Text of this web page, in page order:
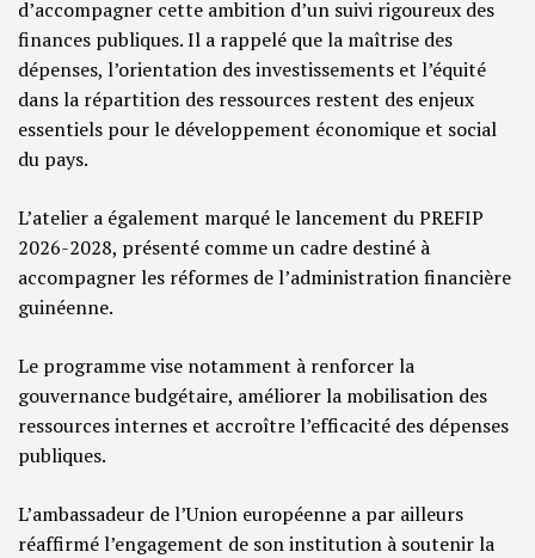
d’accompagner cette ambition d’un suivi rigoureux des
finances publiques. Il a rappelé que la maîtrise des
dépenses, l’orientation des investissements et l’équité
dans la répartition des ressources restent des enjeux
essentiels pour le développement économique et social
du pays.
L’atelier a également marqué le lancement du PREFIP
2026-2028, présenté comme un cadre destiné à
accompagner les réformes de l’administration financière
guinéenne.
Le programme vise notamment à renforcer la
gouvernance budgétaire, améliorer la mobilisation des
ressources internes et accroître l’efficacité des dépenses
publiques.
L’ambassadeur de l’Union européenne a par ailleurs
réaffirmé l’engagement de son institution à soutenir la